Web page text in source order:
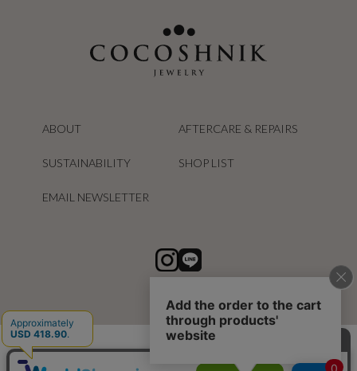
ABOUT AFTERCARE & REPAIRS
SUSTAINABILITY SHOP LIST
EMAIL NEWSLETTER